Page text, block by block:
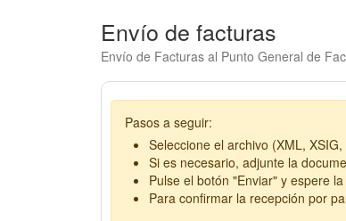
Envío de facturas
Envío de Facturas al Punto General de
Pasos a seguir:
Seleccione el archivo (XML,
Si es necesario, adjunte la
Pulse el botón "Enviar" y espere
Para confirmar la recepción por